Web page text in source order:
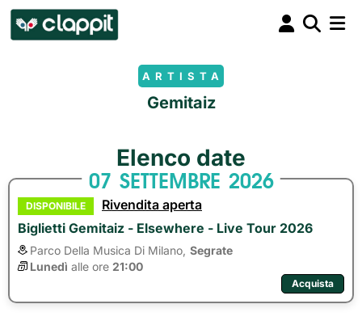
ARTISTA
Gemitaiz
Elenco date
07 SETTEMBRE 2026
DISPONIBILE
Rivendita aperta
Biglietti Gemitaiz - Elsewhere - Live Tour 2026
Parco Della Musica Di Milano, Segrate
Lunedì alle ore 21:00
Acquista